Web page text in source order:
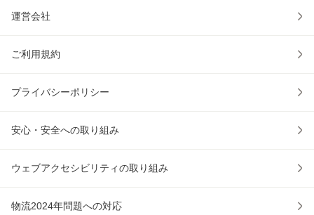
運営会社
ご利用規約
プライバシーポリシー
安心・安全への取り組み
ウェブアクセシビリティの取り組み
物流2024年問題への対応